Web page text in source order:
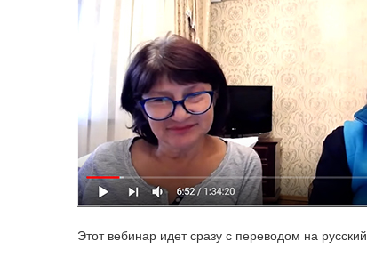
Этот вебинар идет сразу с переводом на русский